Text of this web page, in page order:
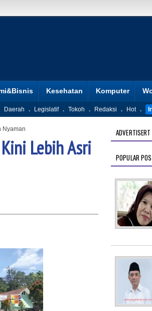
Kesehatan Komputer
Daerah . Legislatif . Tokoh . Redaksi . Hot .
Nyaman
Lebih Asri
ADVERTISERT
POPULAR